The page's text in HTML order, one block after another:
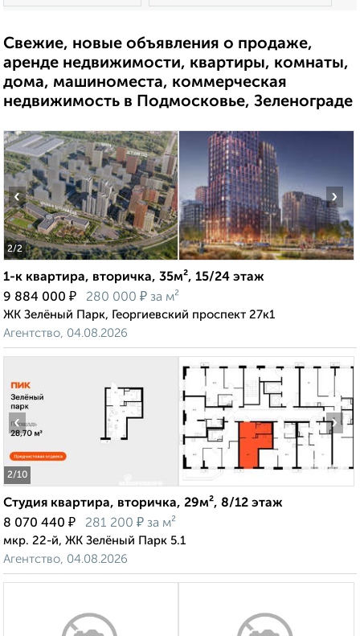
Свежие, новые объявления о продаже,
аренде недвижимости, квартиры, комнаты,
дома, машиноместа, коммерческая
недвижимость в Подмосковье, Зеленограде
2/2
‹ ›
1-к квартира, вторичка, 35м², 15/24 этаж
9 884 000 ₽ 280 000 ₽ за м²
ЖК Зелёный Парк, Георгиевский проспект 27к1
Агентство, 04.08.2026
2/10
‹ ›
Студия квартира, вторичка, 29м², 8/12 этаж
8 070 440 ₽ 281 200 ₽ за м²
мкр. 22-й, ЖК Зелёный Парк 5.1
Агентство, 04.08.2026